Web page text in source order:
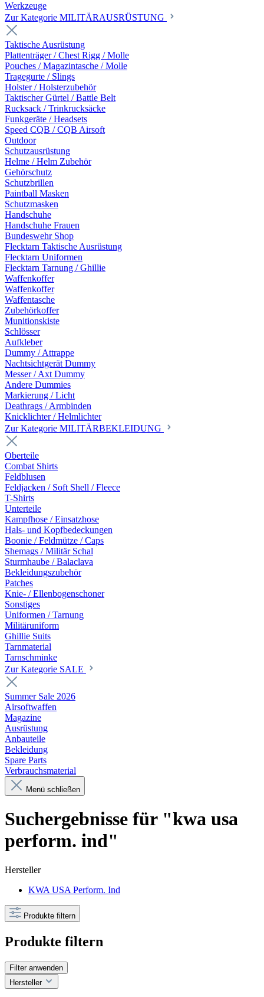
Werkzeuge
Zur Kategorie MILITÄRAUSRÜSTUNG
Taktische Ausrüstung
Plattenträger / Chest Rigg / Molle
Pouches / Magazintasche / Molle
Tragegurte / Slings
Holster / Holsterzubehör
Taktischer Gürtel / Battle Belt
Rucksack / Trinkrucksäcke
Funkgeräte / Headsets
Speed CQB / CQB Airsoft
Outdoor
Schutzausrüstung
Helme / Helm Zubehör
Gehörschutz
Schutzbrillen
Paintball Masken
Schutzmasken
Handschuhe
Handschuhe Frauen
Bundeswehr Shop
Flecktarn Taktische Ausrüstung
Flecktarn Uniformen
Flecktarn Tarnung / Ghillie
Waffenkoffer
Waffenkoffer
Waffentasche
Zubehörkoffer
Munitionskiste
Schlösser
Aufkleber
Dummy / Attrappe
Nachtsichtgerät Dummy
Messer / Axt Dummy
Andere Dummies
Markierung / Licht
Deathrags / Armbinden
Knicklichter / Helmlichter
Zur Kategorie MILITÄRBEKLEIDUNG
Oberteile
Combat Shirts
Feldblusen
Feldjacken / Soft Shell / Fleece
T-Shirts
Unterteile
Kampfhose / Einsatzhose
Hals- und Kopfbedeckungen
Boonie / Feldmütze / Caps
Shemags / Militär Schal
Sturmhaube / Balaclava
Bekleidungszubehör
Patches
Knie- / Ellenbogenschoner
Sonstiges
Uniformen / Tarnung
Militäruniform
Ghillie Suits
Tarnmaterial
Tarnschminke
Zur Kategorie SALE
Summer Sale 2026
Airsoftwaffen
Magazine
Ausrüstung
Anbauteile
Bekleidung
Spare Parts
Verbrauchsmaterial
Menü schließen
Suchergebnisse für "kwa usa
perform. ind"
Hersteller
KWA USA Perform. Ind
Produkte filtern
Produkte filtern
Filter anwenden
Hersteller